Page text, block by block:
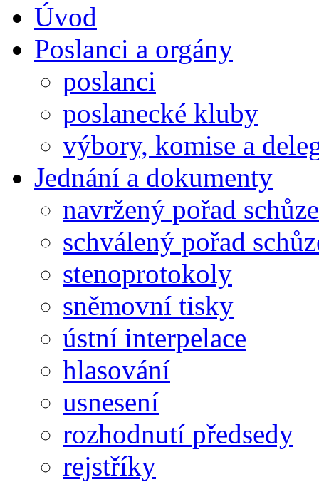
Úvod
Poslanci a orgány
poslanci
poslanecké kluby
výbory, komise a
Jednání a dokumenty
navržený pořad schůze
schválený pořad
stenoprotokoly
sněmovní tisky
ústní interpelace
hlasování
usnesení
rozhodnutí předsedy
rejstříky